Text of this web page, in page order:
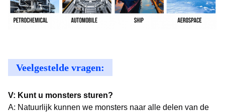
Veelgestelde vragen:
V: Kunt u monsters sturen?
A: Natuurlijk kunnen we monsters naar alle delen van de